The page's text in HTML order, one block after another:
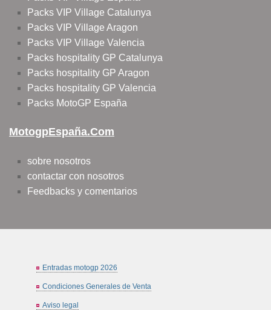
Packs VIP Village Catalunya
Packs VIP Village Aragon
Packs VIP Village Valencia
Packs hospitality GP Catalunya
Packs hospitality GP Aragon
Packs hospitality GP Valencia
Packs MotoGP España
MotogpEspaña.com
sobre nosotros
contactar con nosotros
Feedbacks y comentarios
Entradas motogp 2026
Condiciones Generales de Venta
Aviso legal